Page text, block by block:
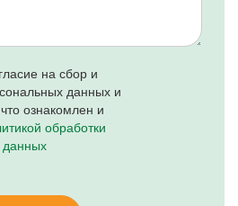
на сбор и
данных и
ознакомлен и
обработки
данных